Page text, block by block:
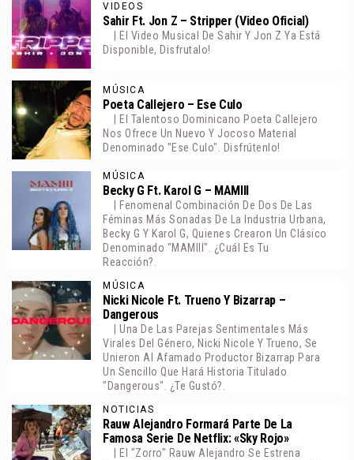
VIDEOS
Sahir Ft. Jon Z – Stripper (Video Oficial)
| El Video Musical De Sahir Y Jon Z Ya Está
Disponible, Disfrutalo!
MÚSICA
Poeta Callejero – Ese Culo
| El Talentoso Dominicano Poeta Callejero
Nos Ofrece Un Nuevo Y Jocoso Material
Denominado "Ese Culo". Disfrútenlo!
MÚSICA
Becky G Ft. Karol G – MAMIII
| Fenomenal Combinación De Dos De Las
Féminas Más Sonadas De La Industria Urbana,
Becky G Y Karol G, Quienes Crearon Un Clásico
Denominado "MAMIII". ¿Cuál Es Tu
Reacción?.
MÚSICA
Nicki Nicole Ft. Trueno Y Bizarrap –
Dangerous
| Una De Las Parejas Sentimentales Más
Virales Del Género, Nicki Nicole Y Trueno, Se
Unieron Al Afamado Productor Bizarrap Para
Un Sencillo Que Hará Historia Titulado
"Dangerous". ¿Te Gustó?.
NOTICIAS
Rauw Alejandro Formará Parte De La
Famosa Serie De Netflix: «Sky Rojo»
| El "zorro" Rauw Alejandro Se Estrena